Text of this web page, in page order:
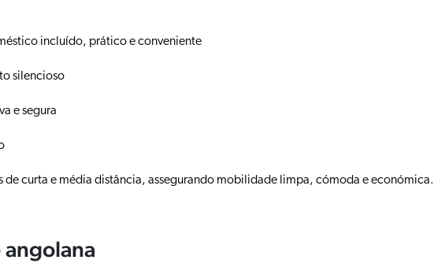
incluído, prático e conveniente
silencioso
e segura
de curta e média distância, assegurando mobilidade limpa, cómoda e económica.
angolana